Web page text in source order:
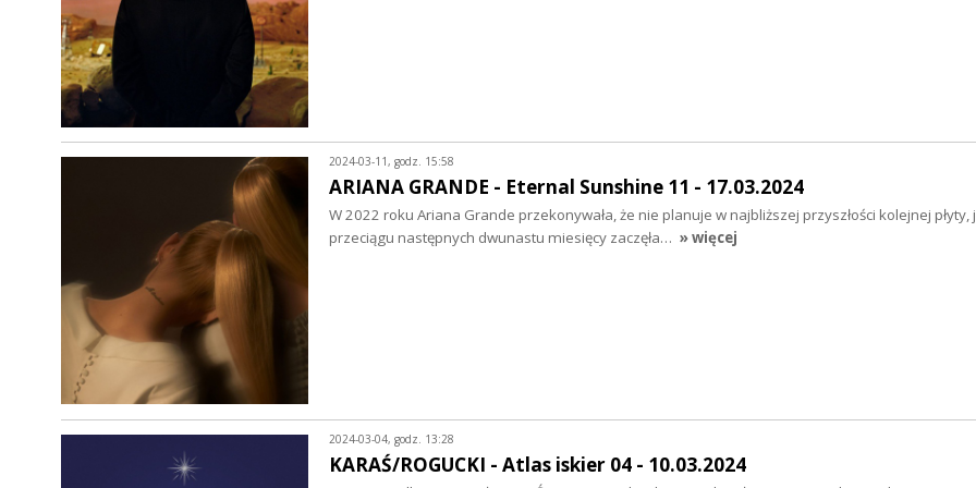
2024-03-11, godz. 15:58
ARIANA GRANDE - Eternal Sunshine 11 - 17.03.2024
W 2022 roku Ariana Grande przekonywała, że nie planuje w najbliższej przyszłości kolejnej płyty,
przeciągu następnych dwunastu miesięcy zaczęła… » więcej
2024-03-04, godz. 13:28
KARAŚ/ROGUCKI - Atlas iskier 04 - 10.03.2024